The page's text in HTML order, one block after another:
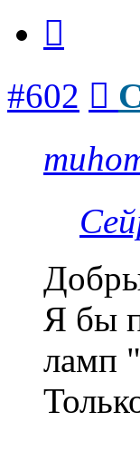
#602
Я бы
ламп